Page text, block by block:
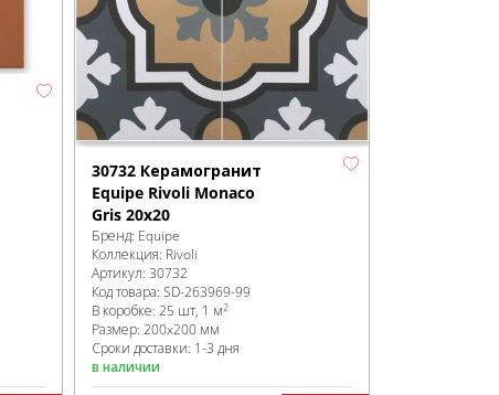
30732 Керамогранит
Equipe Rivoli Monaco
Gris 20x20
Бренд: Equipe
Коллекция: Rivoli
Артикул: 30732
Код товара: SD-263969-99
В коробке: 25 шт, 1 м2
Размер: 200x200 мм
Сроки доставки: 1-3 дня
в наличии